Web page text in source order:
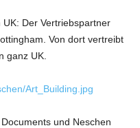
Der Vertriebspartner
Von dort vertreibt
ganz UK.
Art_Building.jpg
und Neschen